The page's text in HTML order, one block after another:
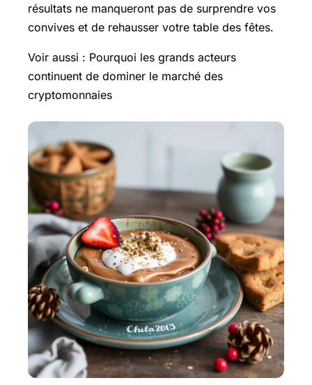
résultats ne manqueront pas de surprendre vos
convives et de rehausser votre table des fêtes.
Voir aussi : Pourquoi les grands acteurs
continuent de dominer le marché des
cryptomonnaies